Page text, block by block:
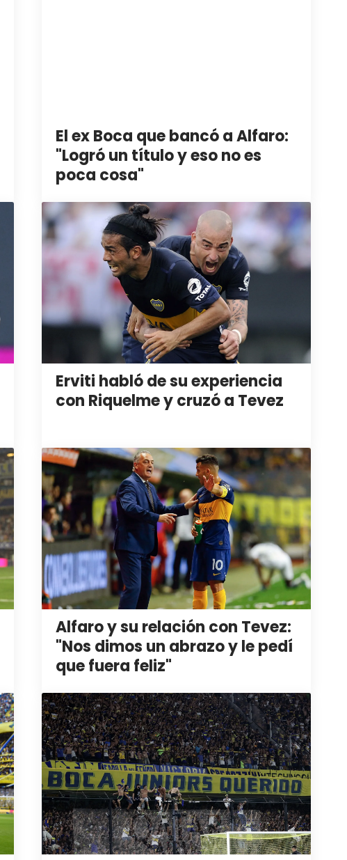
El ex Boca que bancó a Alfaro:
"Logró un título y eso no es
poca cosa"
Erviti habló de su experiencia
con Riquelme y cruzó a Tevez
Alfaro y su relación con Tevez:
"Nos dimos un abrazo y le pedí
que fuera feliz"